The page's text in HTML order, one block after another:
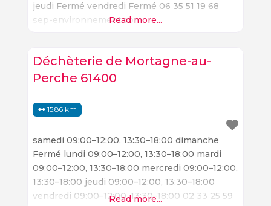
jeudi Fermé vendredi Fermé 06 35 51 19 68
sep-environnement.com
Read more...
Déchèterie de Mortagne-au-
Perche 61400
15.86 km
samedi 09:00–12:00, 13:30–18:00 dimanche
Fermé lundi 09:00–12:00, 13:30–18:00 mardi
09:00–12:00, 13:30–18:00 mercredi 09:00–12:00,
13:30–18:00 jeudi 09:00–12:00, 13:30–18:00
vendredi 09:00–12:00, 13:30–18:00 02 33 25 59
Read more...